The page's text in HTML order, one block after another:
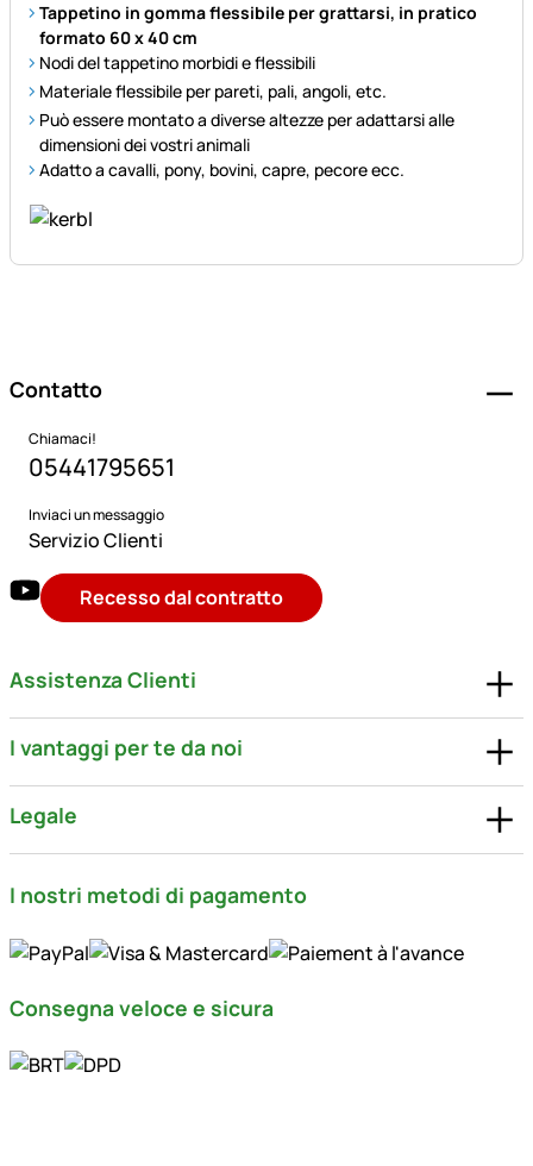
Tappetino in gomma flessibile per grattarsi, in pratico
formato 60 x 40 cm
Nodi del tappetino morbidi e flessibili
Materiale flessibile per pareti, pali, angoli, etc.
Può essere montato a diverse altezze per adattarsi alle
dimensioni dei vostri animali
Adatto a cavalli, pony, bovini, capre, pecore ecc.
Contatto
Chiamaci!
05441795651
Inviaci un messaggio
Servizio Clienti
Recesso dal contratto
Assistenza Clienti
I vantaggi per te da noi
Legale
I nostri metodi di pagamento
Consegna veloce e sicura